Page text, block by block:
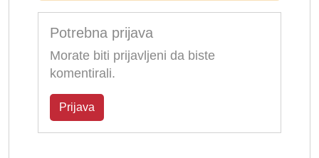
Potrebna prijava
Morate biti prijavljeni da biste
komentirali.
Prijava